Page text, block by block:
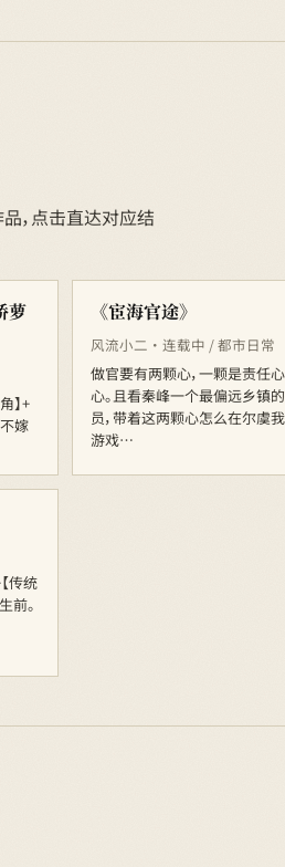
，点击直达对应结
萝
】+
不嫁
《宦海官途》
风流小二 · 连载中 / 都市日常
做官要有两颗心，一颗是责任
心。且看秦峰一个最偏远乡镇
员，带着这两颗心怎么在尔虞
游戏…
传统
前。